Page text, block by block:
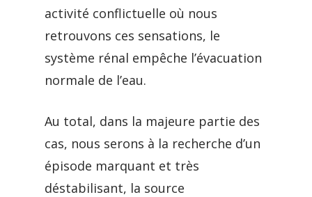
activité conflictuelle où nous
retrouvons ces sensations, le
système rénal empêche l’évacuation
normale de l’eau.
Au total, dans la majeure partie des
cas, nous serons à la recherche d’un
épisode marquant et très
déstabilisant, la source